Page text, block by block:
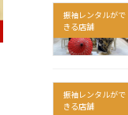
振袖レンタルがで
きる店舗
振袖レンタルがで
きる店舗